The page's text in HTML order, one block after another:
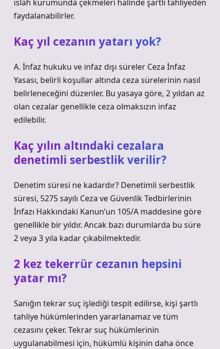
ıslah kurumunda çekmeleri halinde şartlı tahliyeden
faydalanabilirler.
Kaç yıl cezanın yatarı yok?
A. İnfaz hukuku ve infaz dışı süreler Ceza İnfaz
Yasası, belirli koşullar altında ceza sürelerinin nasıl
belirleneceğini düzenler. Bu yasaya göre, 2 yıldan az
olan cezalar genellikle ceza olmaksızın infaz
edilebilir.
Kaç yılın altındaki cezalara
denetimli serbestlik verilir?
Denetim süresi ne kadardır? Denetimli serbestlik
süresi, 5275 sayılı Ceza ve Güvenlik Tedbirlerinin
İnfazı Hakkındaki Kanun’un 105/A maddesine göre
genellikle bir yıldır. Ancak bazı durumlarda bu süre
2 veya 3 yıla kadar çıkabilmektedir.
2 kez tekerrür cezanın hepsini
yatar mı?
Sanığın tekrar suç işlediği tespit edilirse, kişi şartlı
tahliye hükümlerinden yararlanamaz ve tüm
cezasını çeker. Tekrar suç hükümlerinin
uygulanabilmesi için, hükümlü kişinin daha önce